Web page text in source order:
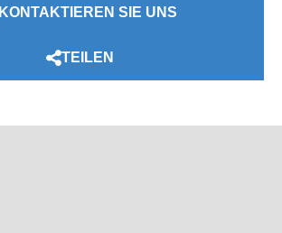
KONTAKTIEREN SIE UNS
TEILEN